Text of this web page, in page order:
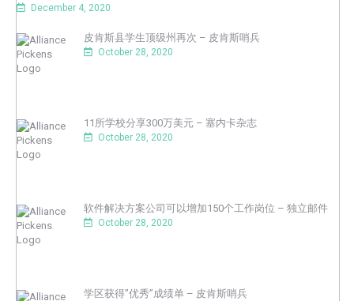
December 4, 2020
皮肯斯县学生顶级州再次 – 皮肯斯哨兵
October 28, 2020
11所学校分享300万美元 – 塞内卡杂志
October 28, 2020
软件解决方案公司可以增加150个工作岗位 – 独立邮件
October 28, 2020
学区获得”优秀”成绩单 – 皮肯斯哨兵